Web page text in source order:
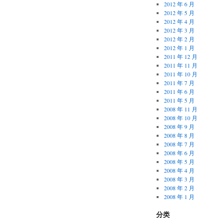
2012 年 6 月
2012 年 5 月
2012 年 4 月
2012 年 3 月
2012 年 2 月
2012 年 1 月
2011 年 12 月
2011 年 11 月
2011 年 10 月
2011 年 7 月
2011 年 6 月
2011 年 5 月
2008 年 11 月
2008 年 10 月
2008 年 9 月
2008 年 8 月
2008 年 7 月
2008 年 6 月
2008 年 5 月
2008 年 4 月
2008 年 3 月
2008 年 2 月
2008 年 1 月
分类